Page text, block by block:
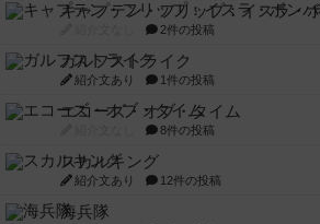
キャプテン・フリップ：イスラ・
2件の投稿
ガルフストライク
紹介文あり 1件の投稿
エコーズ・オブ・タイム
8件の投稿
スカルキング
紹介文あり 12件の投稿
海兵隊